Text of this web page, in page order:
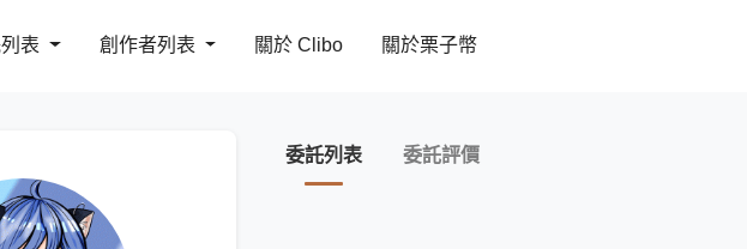
表 創作者列表 關於 Clibo 關於栗子幣
委託列表 委託評價